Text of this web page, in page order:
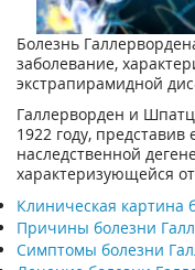
Болезнь
заболевание,
экстрапирамидной
Галлерворден и
1922 году, представив
наследственной
характеризующейся
Клиническая картина
Причины болезни
Симптомы болезни